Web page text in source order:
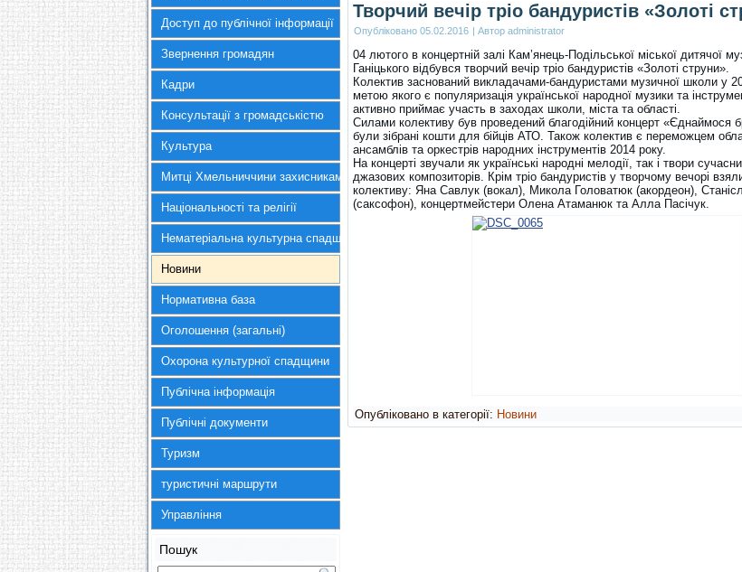
Доступ до публічної інформації
Звернення громадян
Кадри
Консультації з громадськістю
Культура
Митці Хмельниччини захисникам України
Національності та релігії
Нематеріальна культурна спадщина
Новини
Нормативна база
Оголошення (загальні)
Охорона культурної спадщини
Публічна інформація
Публічні документи
Туризм
туристичні маршрути
Управління
Пошук
Творчий вечір тріо бандуристів «Золоті
Опубліковано 05.02.2016 | Автор administrator
04 лютого в концертній залі Кам’янець-Подільської міської дитячої
Ганіцького відбувся творчий вечір тріо бандуристів «Золоті струни».
Колектив заснований викладачами-бандуристами музичної школи у
метою якого є популяризація української народної музики та
активно приймає участь в заходах школи, міста та області.
Силами колективу був проведений благодійний концерт «Єднаймося
були зібрані кошти для бійців АТО. Також колектив є переможцем
ансамблів та оркестрів народних інструментів 2014 року.
На концерті звучали як українські народні мелодії, так і твори
джазових композиторів. Крім тріо бандуристів у творчому вечорі
колективу: Яна Савлук (вокал), Микола Головатюк (акордеон),
(саксофон), концертмейстери Олена Атаманюк та Алла Пасічук.
Опубліковано в категорії: Новини